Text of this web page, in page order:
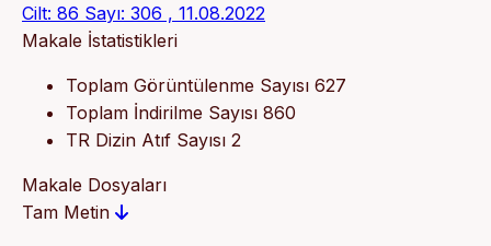
Cilt: 86 Sayı: 306 , 11.08.2022
Makale İstatistikleri
Toplam Görüntülenme Sayısı 627
Toplam İndirilme Sayısı 860
TR Dizin Atıf Sayısı 2
Makale Dosyaları
Tam Metin